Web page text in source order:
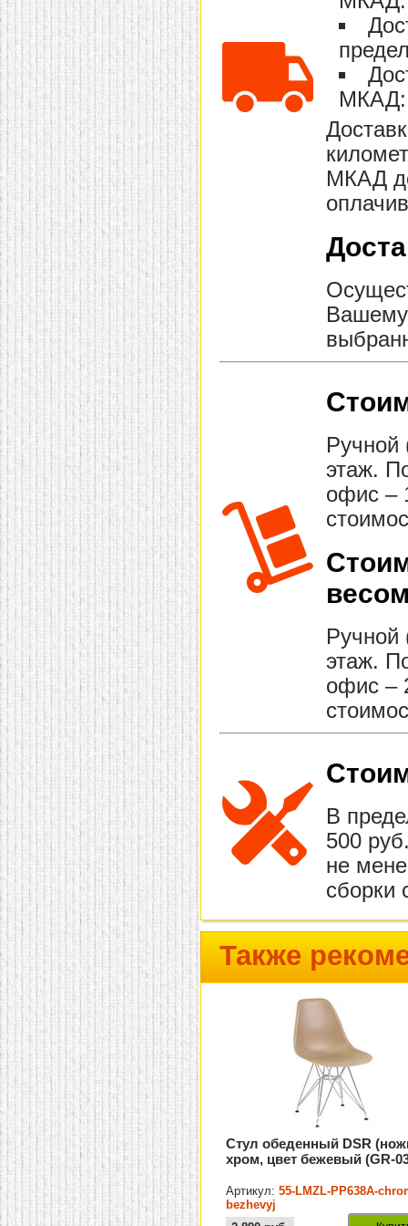
домашнем использовании.
Эта мебель имеет
некоторые преимущества
перед той же стенкой для
гостиной, к примеру,
поскольку она более
легкая и не загромождает
пространство. В спальне
этот предмет можно
поставить у изголовья
кровати, чтобы заполнить
пустующее там
место. Также стеллажи
очень часто используют в
качестве разграничителей
комнаты, например, на
рабочую зону и
пространство для отдыха.
Особенно это актуально
для однокомнатных
квартир.
МКАД:
МКАД
Вашему
Ручной
этаж.
офис –
Ручной
этаж.
офис –
В
500
не
сборки
Также
Стул обеденный DSR
хром, цвет бежевый (GR-
Артикул:55-LMZL-PP638A-
bezhevyj